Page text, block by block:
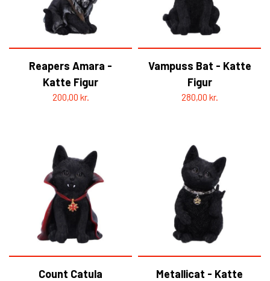
YFD - BLUSER
YFD - TOPPE
HELL ROSE - BAPHOMET
Reapers Amara -
Katte Figur
200,00 kr.
Vampuss Bat - Katte
Figur
280,00 kr.
Count Catula
Metallicat - Katte